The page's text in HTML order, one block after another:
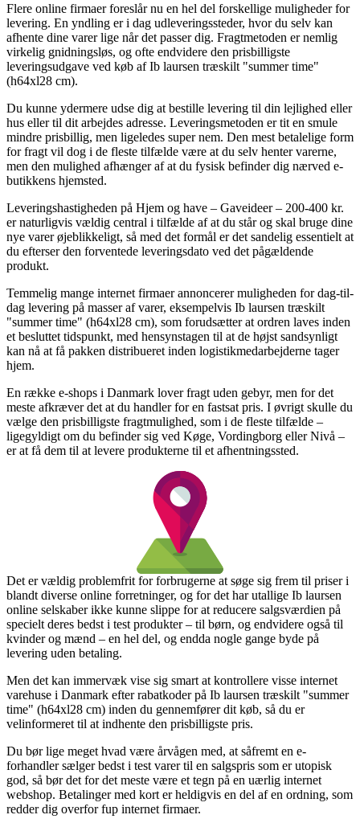
Flere online firmaer foreslår nu en hel del forskellige muligheder for
levering. En yndling er i dag udleveringssteder, hvor du selv kan
afhente dine varer lige når det passer dig. Fragtmetoden er nemlig
virkelig gnidningsløs, og ofte endvidere den prisbilligste
leveringsudgave ved køb af Ib laursen træskilt "summer time"
(h64xl28 cm).
Du kunne ydermere udse dig at bestille levering til din lejlighed eller
hus eller til dit arbejdes adresse. Leveringsmetoden er tit en smule
mindre prisbillig, men ligeledes super nem. Den mest betalelige form
for fragt vil dog i de fleste tilfælde være at du selv henter varerne,
men den mulighed afhænger af at du fysisk befinder dig nærved e-
butikkens hjemsted.
Leveringshastigheden på Hjem og have – Gaveideer – 200-400 kr.
er naturligvis vældig central i tilfælde af at du står og skal bruge dine
nye varer øjeblikkeligt, så med det formål er det sandelig essentielt at
du efterser den forventede leveringsdato ved det pågældende
produkt.
Temmelig mange internet firmaer annoncerer muligheden for dag-til-
dag levering på masser af varer, eksempelvis Ib laursen træskilt
"summer time" (h64xl28 cm), som forudsætter at ordren laves inden
et besluttet tidspunkt, med hensynstagen til at de højst sandsynligt
kan nå at få pakken distribueret inden logistikmedarbejderne tager
hjem.
En række e-shops i Danmark lover fragt uden gebyr, men for det
meste afkræver det at du handler for en fastsat pris. I øvrigt skulle du
vælge den prisbilligste fragtmulighed, som i de fleste tilfælde –
ligegyldigt om du befinder sig ved Køge, Vordingborg eller Nivå –
er at få dem til at levere produkterne til et afhentningssted.
Det er vældig problemfrit for forbrugerne at søge sig frem til priser i
blandt diverse online forretninger, og for det har utallige Ib laursen
online selskaber ikke kunne slippe for at reducere salgsværdien på
specielt deres bedst i test produkter – til børn, og endvidere også til
kvinder og mænd – en hel del, og endda nogle gange byde på
levering uden betaling.
Men det kan immervæk vise sig smart at kontrollere visse internet
varehuse i Danmark efter rabatkoder på Ib laursen træskilt "summer
time" (h64xl28 cm) inden du gennemfører dit køb, så du er
velinformeret til at indhente den prisbilligste pris.
Du bør lige meget hvad være årvågen med, at såfremt en e-
forhandler sælger bedst i test varer til en salgspris som er utopisk
god, så bør det for det meste være et tegn på en uærlig internet
webshop. Betalinger med kort er heldigvis en del af en ordning, som
redder dig overfor fup internet firmaer.